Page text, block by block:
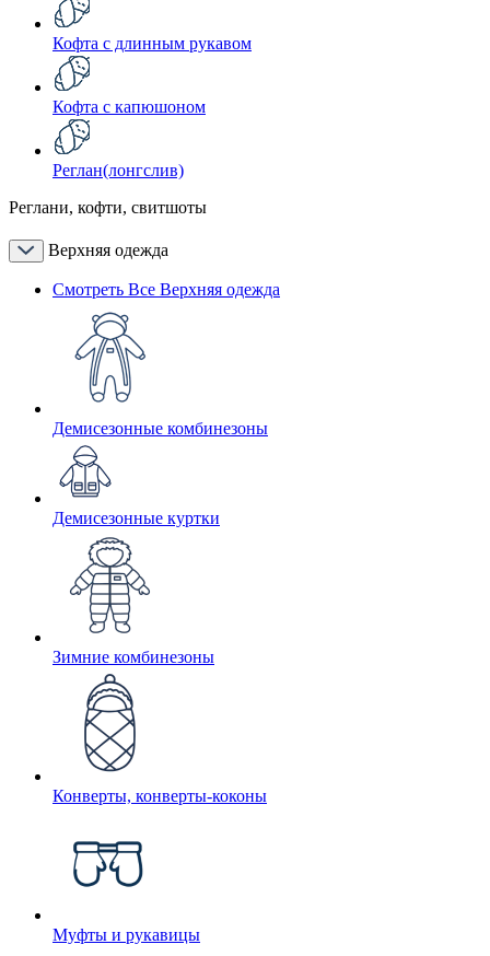
Кофта с длинным рукавом
Кофта с капюшоном
Реглан(лонгслив)
Реглани, кофти, свитшоты
Верхняя одежда
Смотреть Все Верхняя одежда
Демисезонные комбинезоны
Демисезонные куртки
Зимние комбинезоны
Конверты, конверты-коконы
Муфты и рукавицы